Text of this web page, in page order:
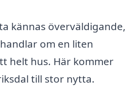
kännas överväldigande,
om en liten
helt hus. Här kommer
till stor nytta.